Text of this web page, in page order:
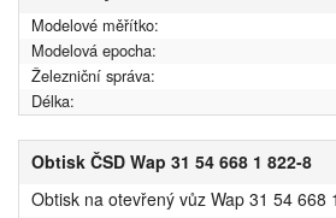
Modelové měřítko:
Modelová epocha:
Železniční správa:
Délka:
Obtisk ČSD Wap 31 54 668 1 822-8
Obtisk na otevřený vůz Wap 31 54 668